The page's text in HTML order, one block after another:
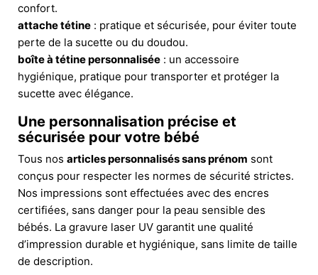
confort.
attache tétine : pratique et sécurisée, pour éviter toute
perte de la sucette ou du doudou.
boîte à tétine personnalisée : un accessoire
hygiénique, pratique pour transporter et protéger la
sucette avec élégance.
Une personnalisation précise et
sécurisée pour votre bébé
Tous nos articles personnalisés sans prénom sont
conçus pour respecter les normes de sécurité strictes.
Nos impressions sont effectuées avec des encres
certifiées, sans danger pour la peau sensible des
bébés. La gravure laser UV garantit une qualité
d’impression durable et hygiénique, sans limite de taille
de description.